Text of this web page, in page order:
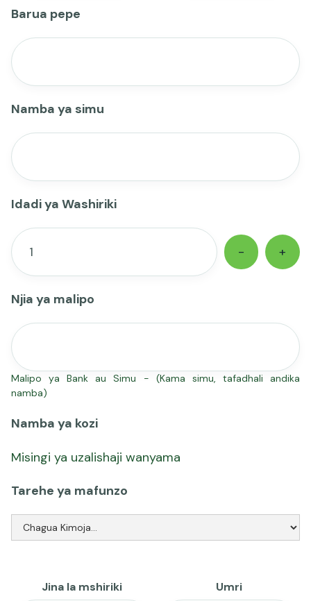
Barua pepe
Namba ya simu
Idadi ya Washiriki
- +
Njia ya malipo
Malipo ya Bank au Simu - (Kama simu, tafadhali andika
namba)
Namba ya kozi
Misingi ya uzalishaji wanyama
Tarehe ya mafunzo
Jina la mshiriki Umri